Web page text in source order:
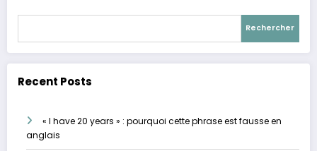
Rechercher
Recent Posts
« I have 20 years » : pourquoi cette phrase est fausse en
anglais